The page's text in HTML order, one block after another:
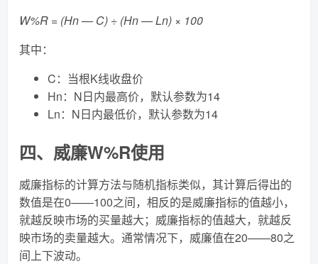
W%R = (Hn — C) ÷ (Hn — Ln) × 100
其中：
C：当根K线收盘价
Hn：N日内最高价，默认参数为14
Ln：N日内最低价，默认参数为14
四、威廉W%R使用
威廉指标的计算方法与随机指标类似，其计算后得出的
数值是在0——100之间，相反的是威廉指标的值越小，
就越反映市场的买量越大；威廉指标的值越大，就越反
映市场的卖量越大。通常情况下，威廉值在20——80之
间上下波动。